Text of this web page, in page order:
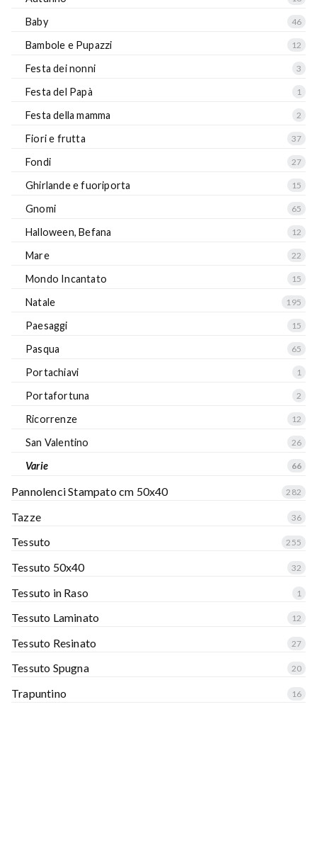
Baby 46
Bambole e Pupazzi 12
Festa dei nonni 3
Festa del Papà 1
Festa della mamma 2
Fiori e frutta 37
Fondi 27
Ghirlande e fuoriporta 15
Gnomi 65
Halloween, Befana 12
Mare 22
Mondo Incantato 15
Natale 195
Paesaggi 15
Pasqua 65
Portachiavi 1
Portafortuna 2
Ricorrenze 12
San Valentino 26
Varie 66
Pannolenci Stampato cm 50x40 282
Tazze 36
Tessuto 255
Tessuto 50x40 32
Tessuto in Raso 1
Tessuto Laminato 12
Tessuto Resinato 27
Tessuto Spugna 20
Trapuntino 16